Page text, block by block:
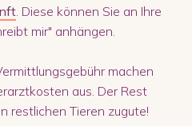
. Diese können Sie an Ihre
mir" anhängen.
machen
aus. Der Rest
restlichen Tieren zugute!